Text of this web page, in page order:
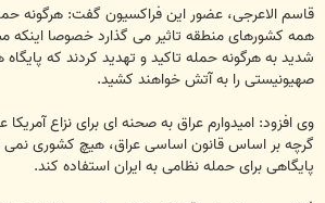
قاسم الاعرجی، عضور این فراکسیون گفت: هرگونه
همه کشورهای منطقه تاثیر می گذارد خصوصا اینکه
شدید به هرگونه حمله تاکید و تهدید کردند که پایگاه
صهیونیستی را به آتش خواهند کشید.
وی افزود: امیدوارم عراق به صحنه ای برای نزاع آمریکا
گرچه بر اساس قانون اساسی عراق، هیچ کشوری نمی
پایگاهی برای حمله نظامی به ایران استفاده کند.